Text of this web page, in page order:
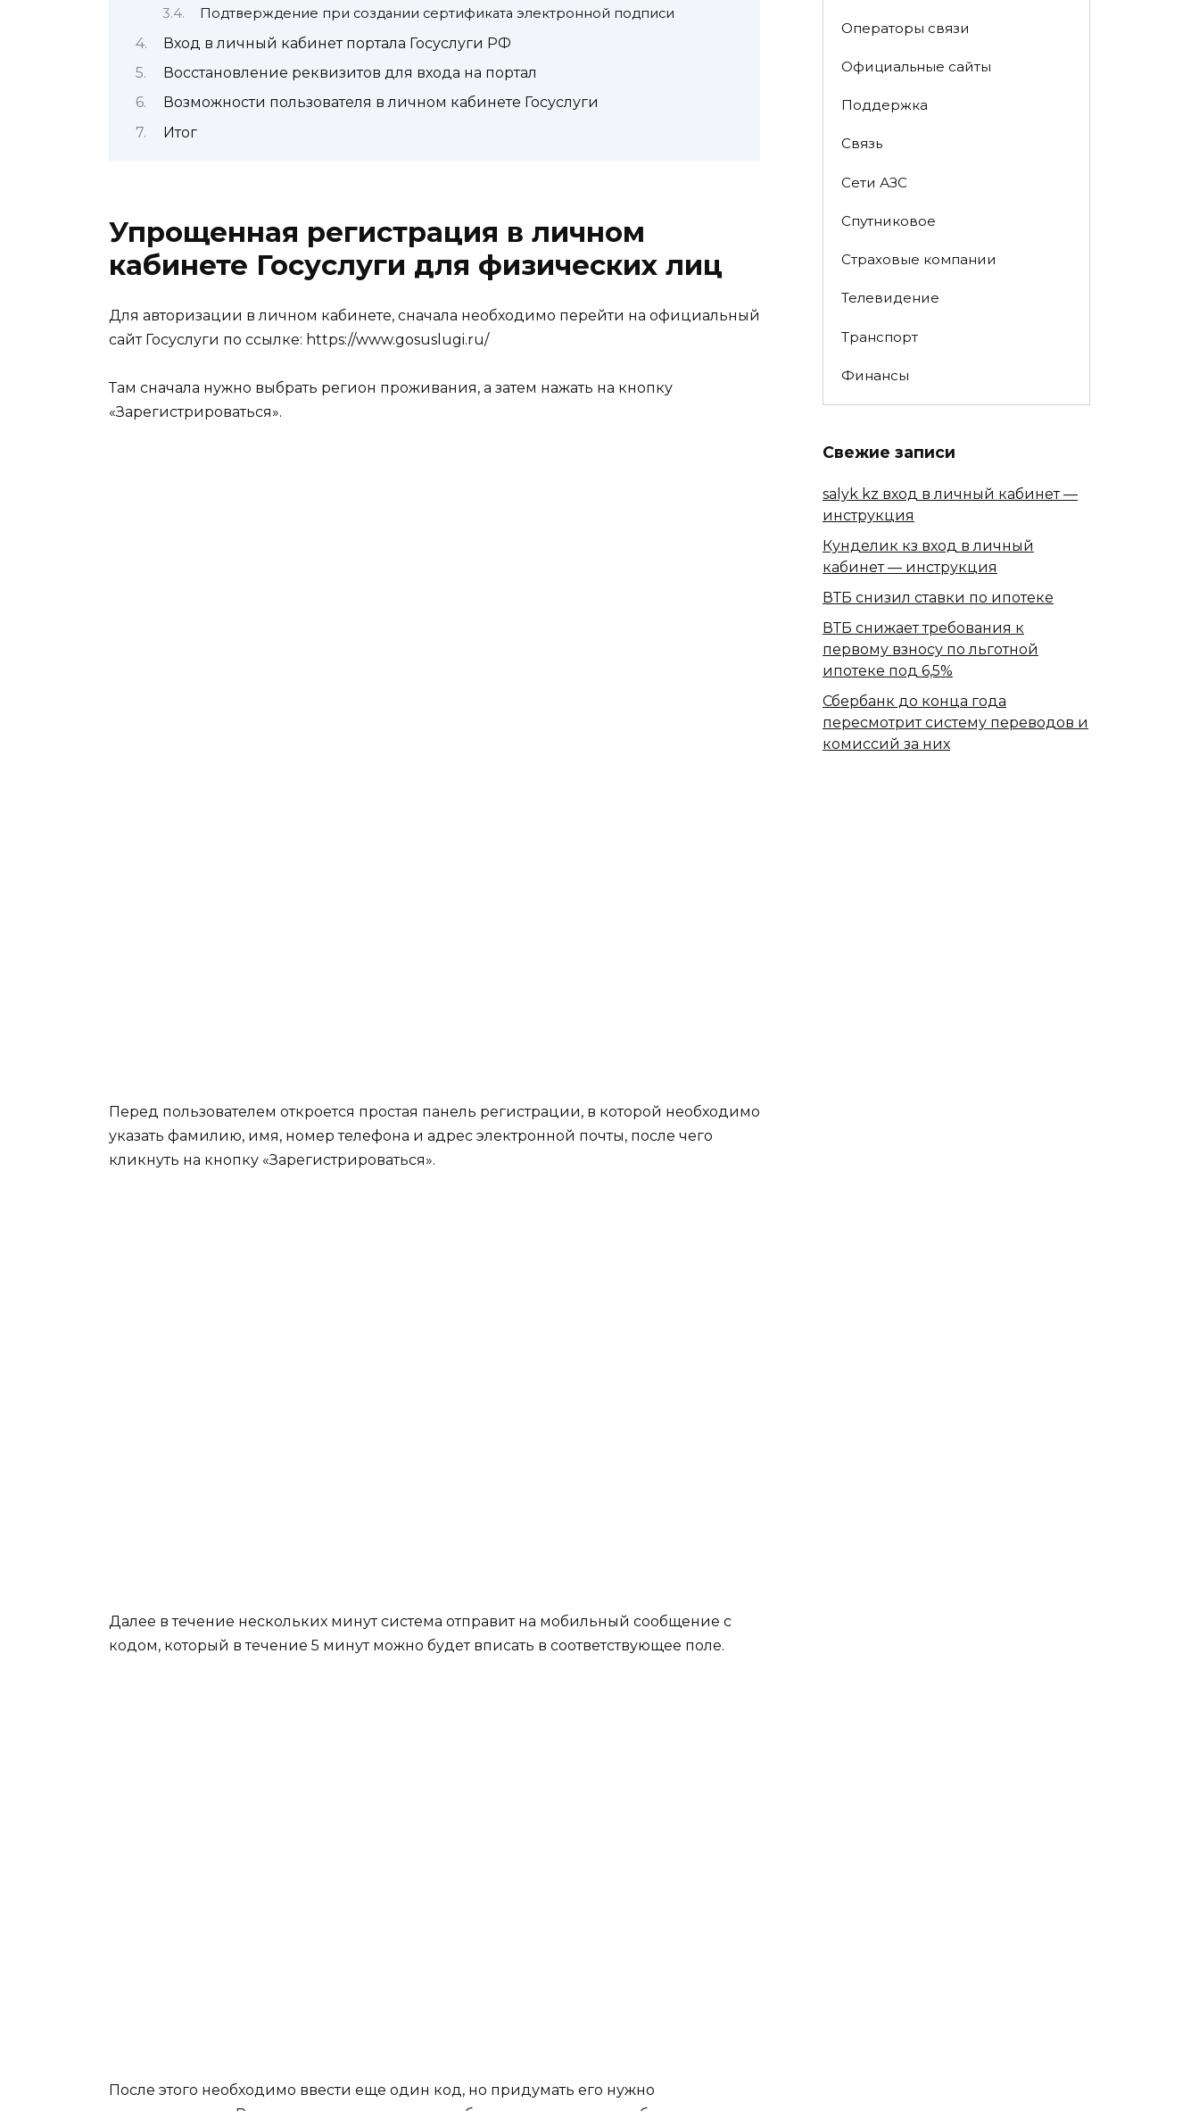
Подтверждение при создании сертификата электронной подписи
Вход в личный кабинет портала Госуслуги РФ
Восстановление реквизитов для входа на портал
Возможности пользователя в личном кабинете Госуслуги
Итог
Упрощенная регистрация в личном
кабинете Госуслуги для физических лиц
Для авторизации в личном кабинете, сначала необходимо перейти на официальный
сайт Госуслуги по ссылке: https://www.gosuslugi.ru/
Там сначала нужно выбрать регион проживания, а затем нажать на кнопку
«Зарегистрироваться».
Перед пользователем откроется простая панель регистрации, в которой необходимо
указать фамилию, имя, номер телефона и адрес электронной почты, после чего
кликнуть на кнопку «Зарегистрироваться».
Далее в течение нескольких минут система отправит на мобильный сообщение с
кодом, который в течение 5 минут можно будет вписать в соответствующее поле.
После этого необходимо ввести еще один код, но придумать его нужно
Операторы связи
Официальные сайты
Поддержка
Связь
Сети АЗС
Спутниковое
Страховые компании
Телевидение
Транспорт
Финансы
Свежие записи
salyk kz вход в личный кабинет —
инструкция
Кунделик кз вход в личный
кабинет — инструкция
ВТБ снизил ставки по ипотеке
ВТБ снижает требования к
первому взносу по льготной
ипотеке под 6,5%
Сбербанк​ до конца года
пересмотрит систему переводов и
комиссий за них